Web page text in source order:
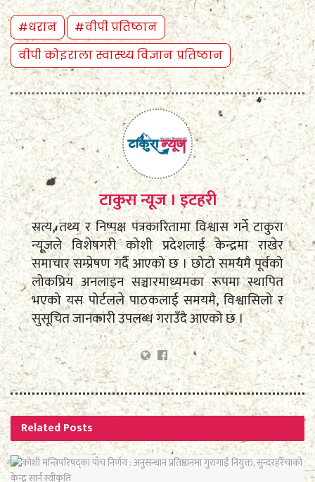
#धरान
#वीपी प्रतिष्ठान
वीपी कोइराला स्वास्थ्य विज्ञान प्रतिष्ठान
टाकुरा न्यूज । इटहरी
सत्य, तथ्य र निष्पक्ष पत्रकारितामा विश्वास गर्ने टाकुरा
न्यूजले विशेषगरी कोशी प्रदेशलाई केन्द्रमा राखेर
समाचार सम्प्रेषण गर्दै आएको छ । छोटो समयमै पूर्वको
लोकप्रिय अनलाइन सञ्चारमाध्यमका रूपमा स्थापित
भएको यस पोर्टलले पाठकलाई समयमै, विश्वासिलो र
सुसूचित जानकारी उपलब्ध गराउँदै आएको छ ।
RelatedPosts